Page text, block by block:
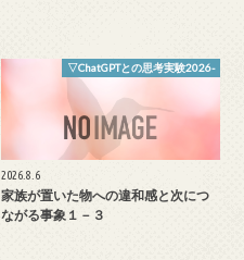
▽ChatGPTとの思考実験2026-
2026.8.6
家族が置いた物への違和感と次につ
ながる事象１－３